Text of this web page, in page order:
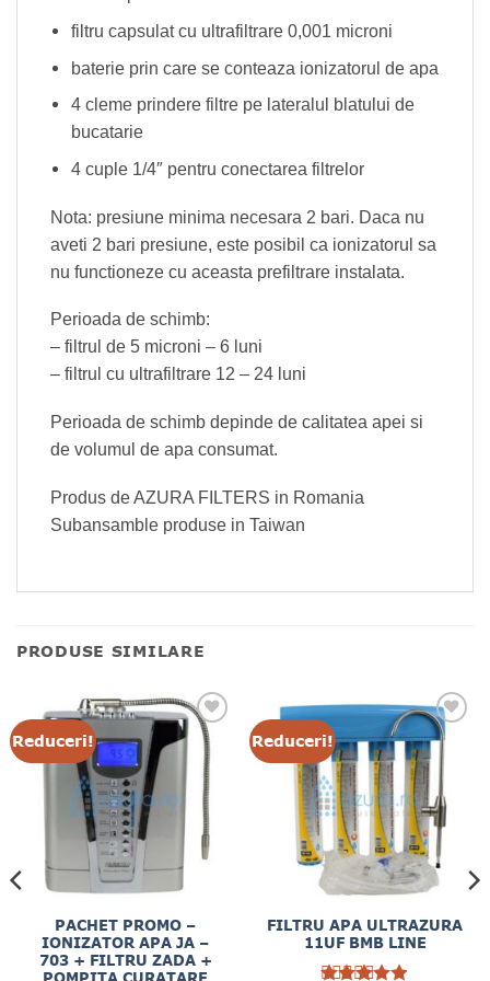
filtru capsulat cu ultrafiltrare 0,001 microni
baterie prin care se conteaza ionizatorul de apa
4 cleme prindere filtre pe lateralul blatului de
bucatarie
4 cuple 1/4″ pentru conectarea filtrelor
Nota: presiune minima necesara 2 bari. Daca nu
aveti 2 bari presiune, este posibil ca ionizatorul sa
nu functioneze cu aceasta prefiltrare instalata.
Perioada de schimb:
– filtrul de 5 microni – 6 luni
– filtrul cu ultrafiltrare 12 – 24 luni
Perioada de schimb depinde de calitatea apei si
de volumul de apa consumat.
Produs de AZURA FILTERS in Romania
Subansamble produse in Taiwan
PRODUSE SIMILARE
Reduceri!
PACHET PROMO –
IONIZATOR APA JA –
703 + FILTRU ZADA +
Reduceri!
FILTRU APA ULTRAZURA
11UF BMB LINE